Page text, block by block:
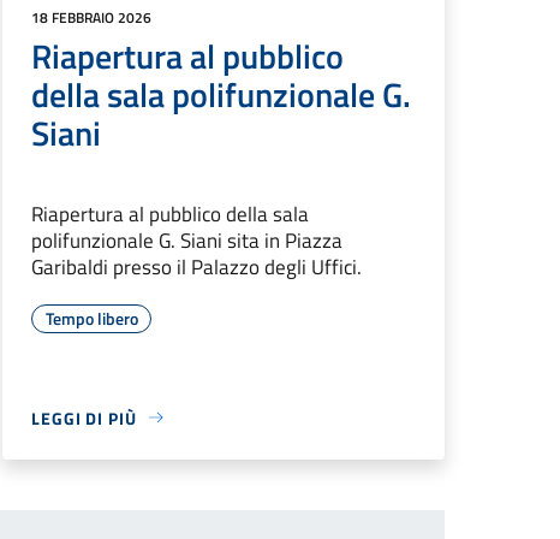
18 FEBBRAIO 2026
Riapertura al pubblico
della sala polifunzionale G.
Siani
Riapertura al pubblico della sala
polifunzionale G. Siani sita in Piazza
Garibaldi presso il Palazzo degli Uffici.
Tempo libero
LEGGI DI PIÙ